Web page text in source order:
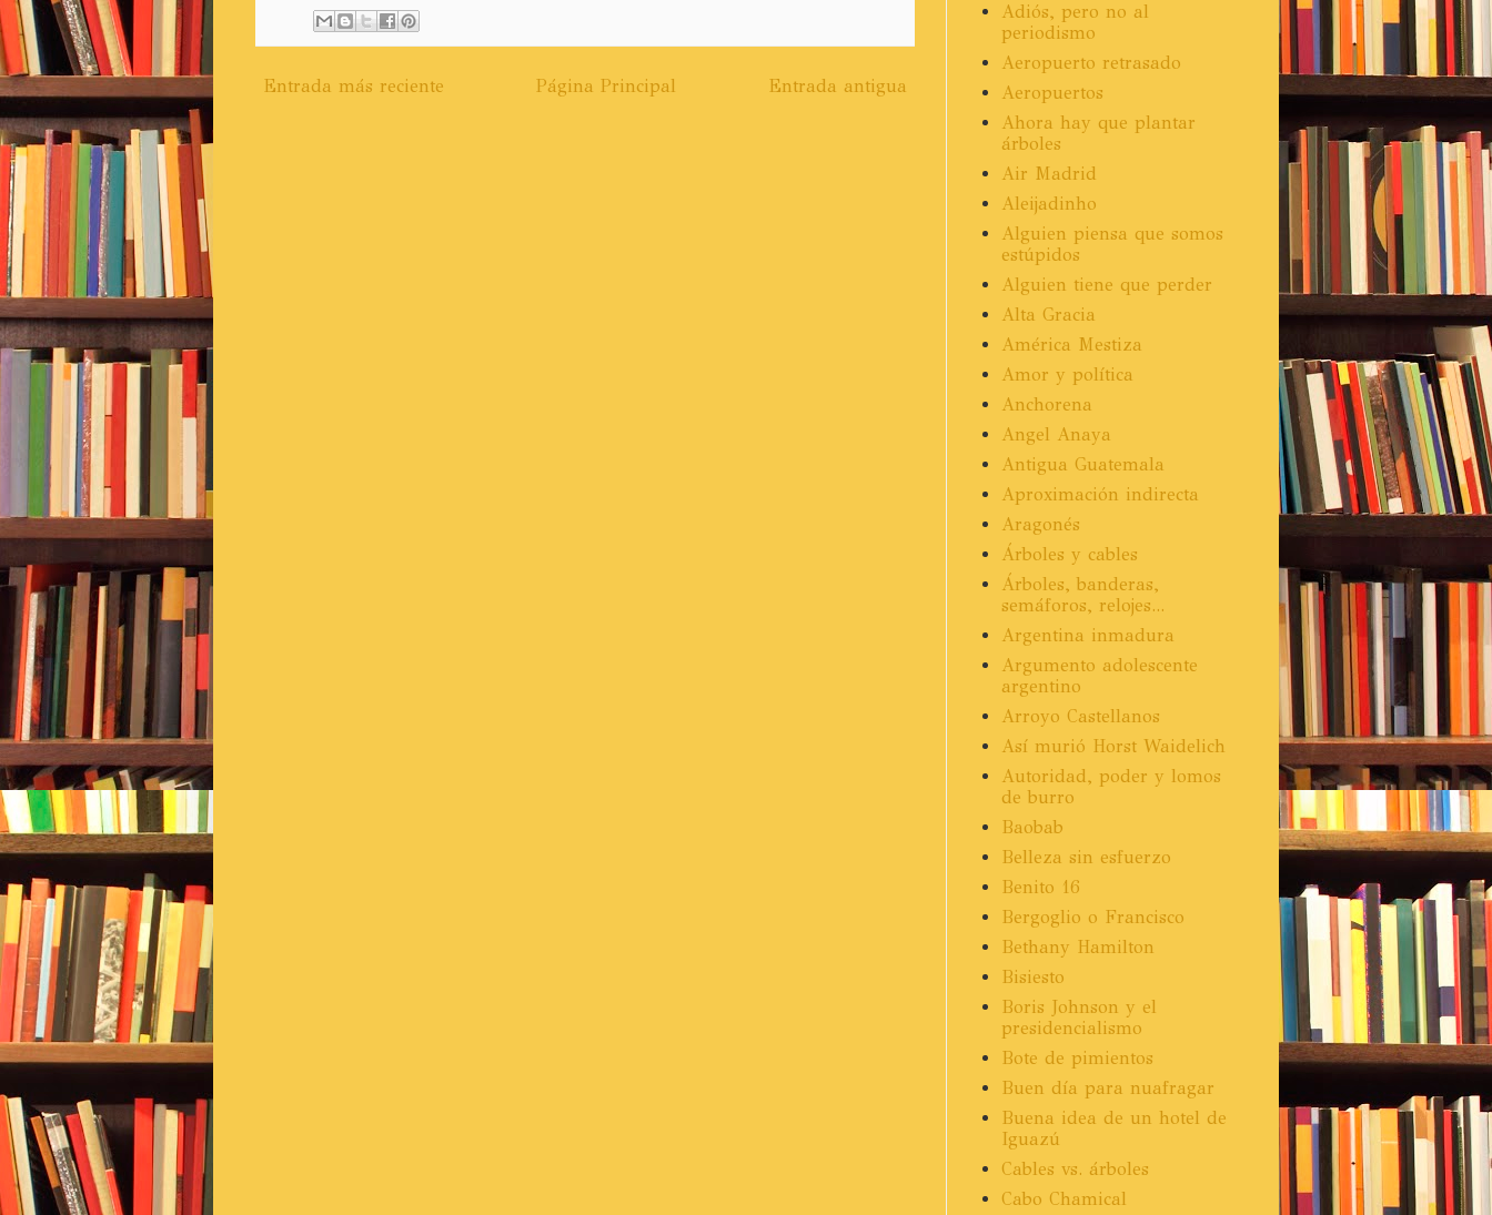
Entrada más reciente Entrada antigua
Página Principal
Adiós, pero no al
periodismo
Aeropuerto retrasado
Aeropuertos
Ahora hay que plantar
árboles
Air Madrid
Aleijadinho
Alguien piensa que somos
estúpidos
Alguien tiene que perder
Alta Gracia
América Mestiza
Amor y política
Anchorena
Angel Anaya
Antigua Guatemala
Aproximación indirecta
Aragonés
Árboles y cables
Árboles, banderas,
semáforos, relojes...
Argentina inmadura
Argumento adolescente
argentino
Arroyo Castellanos
Así murió Horst Waidelich
Autoridad, poder y lomos
de burro
Baobab
Belleza sin esfuerzo
Benito 16
Bergoglio o Francisco
Bethany Hamilton
Bisiesto
Boris Johnson y el
presidencialismo
Bote de pimientos
Buen día para nuafragar
Buena idea de un hotel de
Iguazú
Cables vs. árboles
Cabo Chamical